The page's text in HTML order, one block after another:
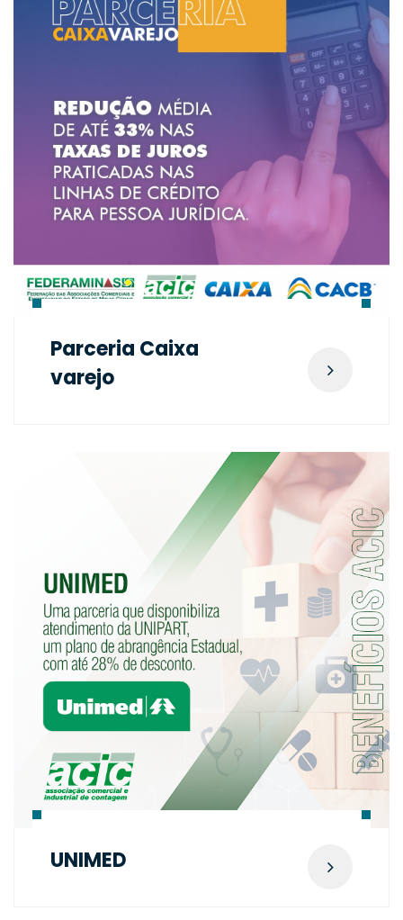
Parceria Caixa
varejo
UNIMED